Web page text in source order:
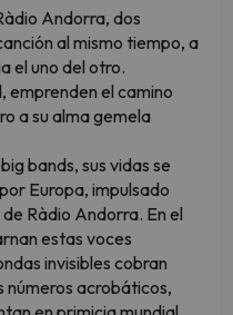
Andorra, dos
al mismo tiempo, a
el uno del otro.
emprenden el camino
a su alma gemela
bands, sus vidas se
Europa, impulsado
Ràdio Andorra. En el
estas voces
invisibles cobran
números acrobáticos,